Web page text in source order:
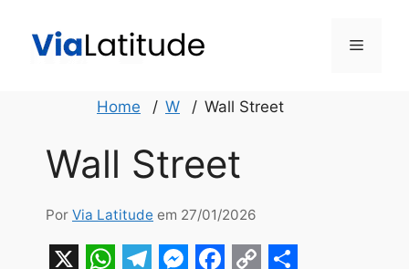
Menu
Home W Wall Street
Wall Street
Por Via Latitude em 27/01/2026